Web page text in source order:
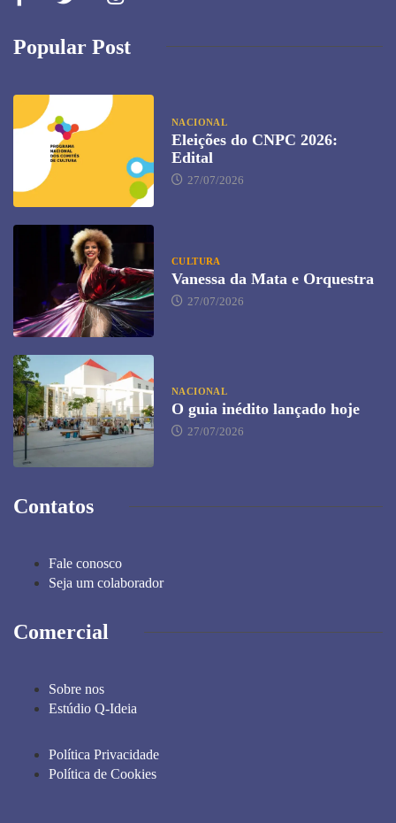
Popular Post
NACIONAL
Eleições do CNPC 2026:
Edital
27/07/2026
CULTURA
Vanessa da Mata e Orquestra
27/07/2026
NACIONAL
O guia inédito lançado hoje
27/07/2026
Contatos
Fale conosco
Seja um colaborador
Comercial
Sobre nos
Estúdio Q-Ideia
Política Privacidade
Política de Cookies